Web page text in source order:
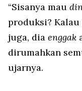
“Sisanya mau
produksi?
juga, dia enggak
dirumahkan
ujarnya.